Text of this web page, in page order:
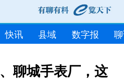
快讯 县域 数字报
聊城手表厂，这